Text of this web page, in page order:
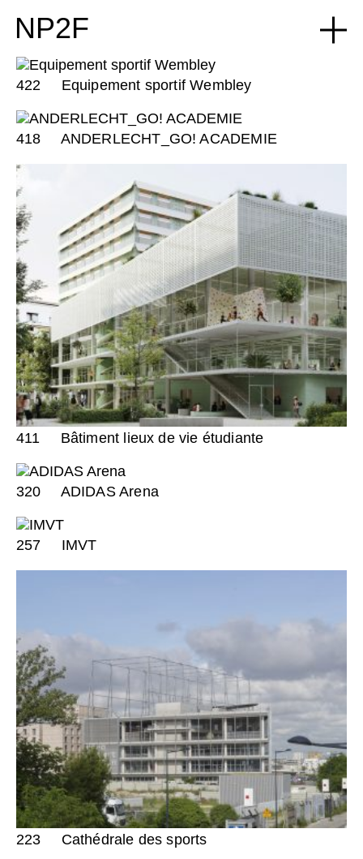
NP2F
422 Equipement sportif Wembley
418 ANDERLECHT_GO! ACADEMIE
411 Bâtiment lieux de vie étudiante
320 ADIDAS Arena
257 IMVT
223 Cathédrale des sports